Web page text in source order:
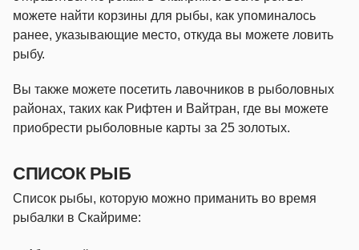
можете найти корзины для рыбы, как упоминалось
ранее, указывающие место, откуда вы можете ловить
рыбу.
Вы также можете посетить лавочников в рыболовных
районах, таких как Рифтен и Вайтран, где вы можете
приобрести рыболовные карты за 25 золотых.
СПИСОК РЫБ
Список рыбы, которую можно приманить во время
рыбалки в Скайриме: